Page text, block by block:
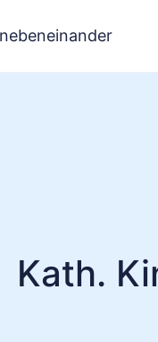
Kath.